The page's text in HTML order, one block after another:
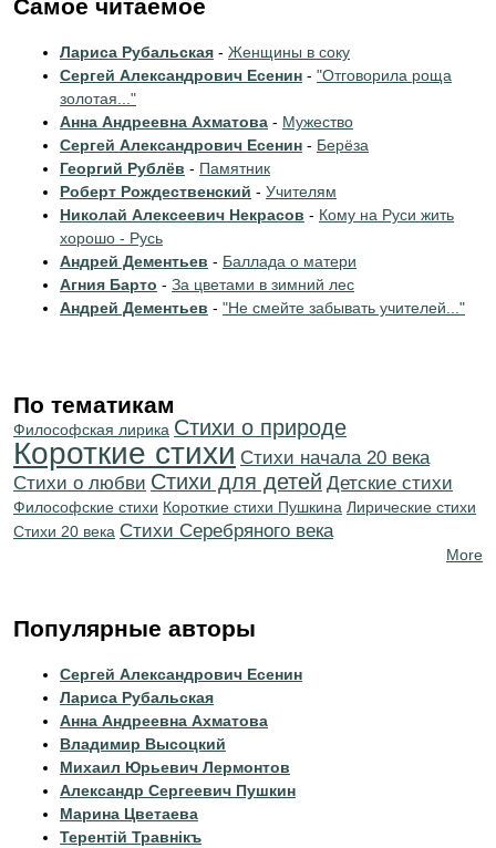
Самое читаемое
Лариса Рубальская - Женщины в соку
Сергей Александрович Есенин - "Отговорила роща
золотая..."
Анна Андреевна Ахматова - Мужество
Сергей Александрович Есенин - Берёза
Георгий Рублёв - Памятник
Роберт Рождественский - Учителям
Николай Алексеевич Некрасов - Кому на Руси жить
хорошо - Русь
Андрей Дементьев - Баллада о матери
Агния Барто - За цветами в зимний лес
Андрей Дементьев - "Не смейте забывать учителей..."
По тематикам
Философская лирика Стихи о природе
Короткие стихи Cтихи начала 20 века
Стихи о любви Стихи для детей Детские стихи
Философские стихи Короткие стихи Пушкина Лирические стихи
Стихи 20 века Cтихи Серебряного века
More
Популярные авторы
Сергей Александрович Есенин
Лариса Рубальская
Анна Андреевна Ахматова
Владимир Высоцкий
Михаил Юрьевич Лермонтов
Александр Сергеевич Пушкин
Марина Цветаева
Терентiй Травнiкъ